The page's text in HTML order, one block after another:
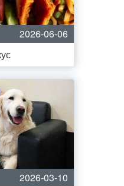
2026-06-06
2026-03-10